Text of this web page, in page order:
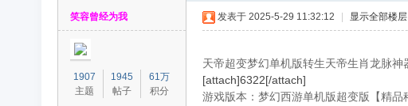
笑容曾经为我
1907
主题
1945
帖子
61万
积分
发表于 2025-5-29 11:32:12 显示全部楼层
天帝超变梦幻单机版转生天帝生肖龙脉
[attach]6322[/attach]
游戏版本：梦幻西游单机版超变版【精品